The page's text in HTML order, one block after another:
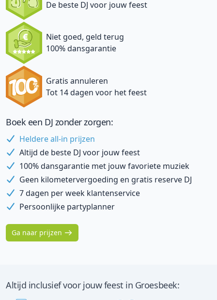
De beste DJ voor jouw feest
Niet goed, geld terug
100% dansgarantie
Gratis annuleren
Tot 14 dagen voor het feest
Boek een DJ zonder zorgen:
Heldere all-in prijzen
Altijd de beste DJ voor jouw feest
100% dansgarantie met jouw favoriete muziek
Geen kilometervergoeding en gratis reserve DJ
7 dagen per week klantenservice
Persoonlijke partyplanner
Ga naar prijzen
Altijd inclusief voor jouw feest in Groesbeek: